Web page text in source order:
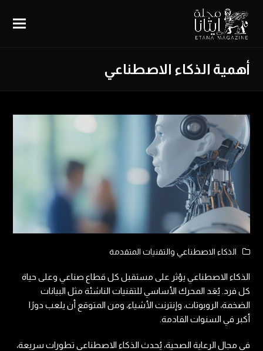
أهمية الذكاء الاصطناعي
الذكاء الاصطناعي والتقنيات المتقدمة
الذكاء الاصطناعي يؤثر على مستقبل كل قطاع صناعي وعلى حياة
كل فرد. يُعَد المحرك الأساسي للتقنيات الناشئة مثل البيانات
الضخمة، الروبوتات، وإنترنت الأشياء، ومن المتوقع أن يلعب دورًا
أكبر في السنوات القادمة.
في مجال الرعاية الصحية، يُحدث الذكاء الاصطناعي تطورات سريعة،